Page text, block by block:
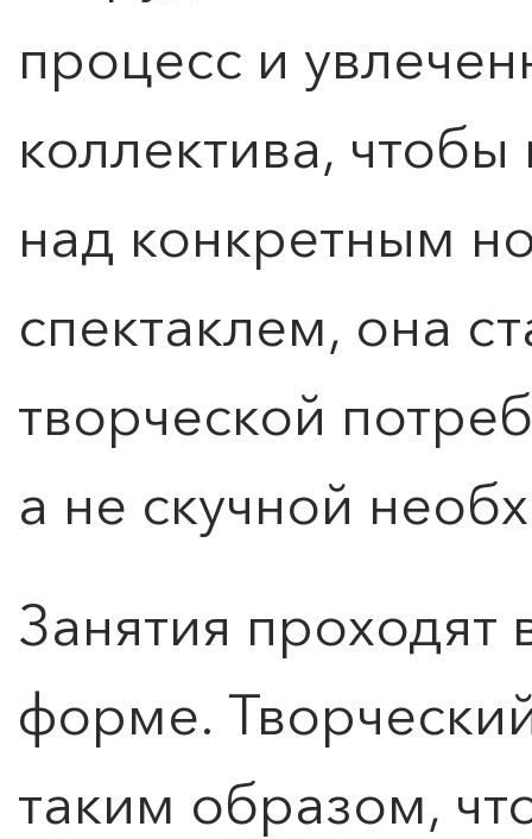
процесс и
коллектива, чтобы
над конкретным
спектаклем, она
творческой
а не скучной
Занятия проходят
форме.
таким образом,